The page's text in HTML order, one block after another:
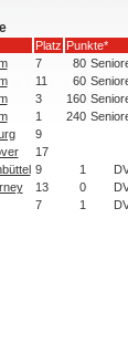
Platz Punkte*
7 80
11 60
3 160
1 240
9
17
9 1
13 0
7 1